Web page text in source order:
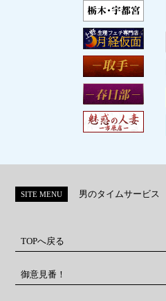
SITE MENU 男のタイムサービ
TOPへ戻る
御意見番！